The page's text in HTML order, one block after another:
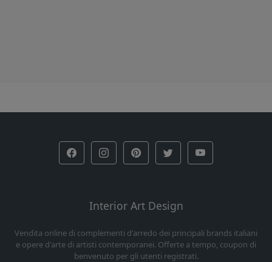
Interior Art Design
Vendita online di complementi d'arredo dei principali brands italiani
e opere d'arte di artisti contemporanei. Offerte a tempo, coupon di
benvenuto per gli utenti registrati.